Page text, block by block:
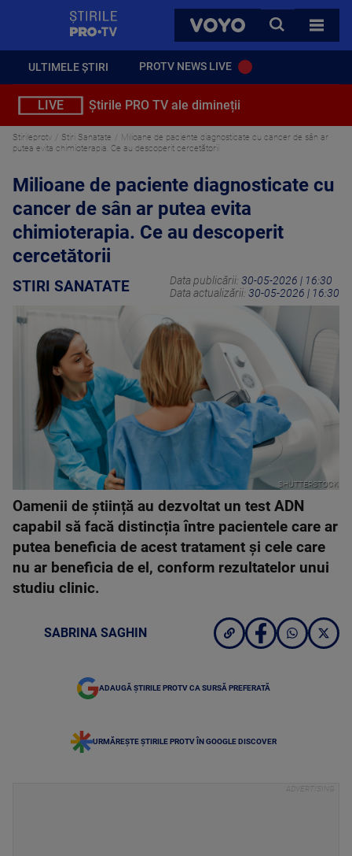
VOYO
CAUTA
TOATE
ULTIMELE ȘTIRI PROTV NEWS LIVE
LIVE Știrile PRO TV ale dimineții
Stirileprotv Stiri Sanatate
Milioane de paciente diagnosticate cu cancer de sân ar
putea evita chimioterapia. Ce au descoperit cercetătorii
Milioane de paciente diagnosticate cu
cancer de sân ar putea evita
chimioterapia. Ce au descoperit
cercetătorii
STIRI SANATATE Data publicării: 30-05-2026 | 16:30
Data actualizării: 30-05-2026 | 16:30
SHUTTERSTOCK
Oamenii de știință au dezvoltat un test ADN
capabil să facă distincția între pacientele care ar
putea beneficia de acest tratament și cele care
nu ar beneficia de el, conform rezultatelor unui
studiu clinic.
SABRINA SAGHIN
ADAUGĂ ȘTIRILE PROTV CA SURSĂ PREFERATĂ
URMĂREȘTE ȘTIRILE PROTV ÎN GOOGLE DISCOVER